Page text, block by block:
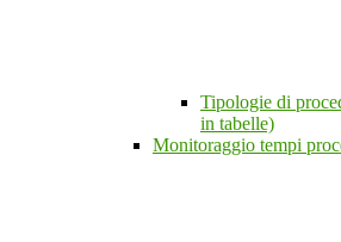
Tipologie di
in tabelle)
Monitoraggio tempi